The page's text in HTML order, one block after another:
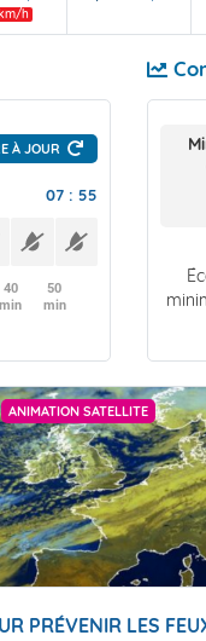
h
À JOUR
07 : 55
40
min
50
min
ANIMATION SATELLITE
PRÉVENIR LES